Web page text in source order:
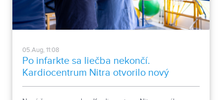
05.Aug, 11:08
Po infarkte sa liečba nekončí.
Kardiocentrum Nitra otvorilo nový
stacionár